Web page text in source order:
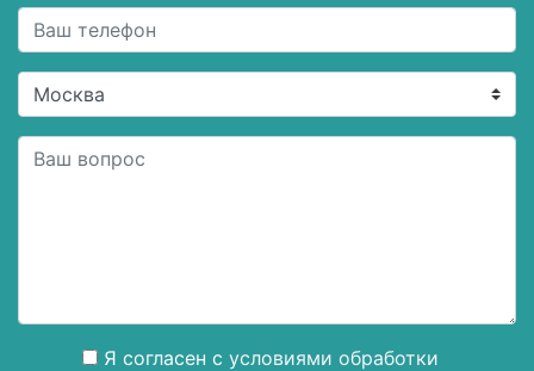
Я согласен с условиями обработки